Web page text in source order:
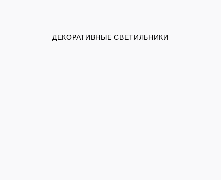
ДЕКОРАТИВНЫЕ СВЕТИЛЬНИКИ